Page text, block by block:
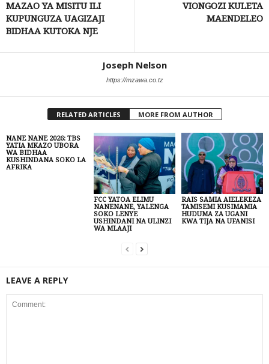
MAZAO YA MISITU ILI
KUPUNGUZA UAGIZAJI
BIDHAA KUTOKA NJE
VIONGOZI KULETA
MAENDELEO
Joseph Nelson
https://mzawa.co.tz
RELATED ARTICLES MORE FROM AUTHOR
NANE NANE 2026: TBS
YATIA MKAZO UBORA
WA BIDHAA
KUSHINDANA SOKO LA
AFRIKA
FCC YATOA ELIMU
NANENANE, YALENGA
SOKO LENYE
USHINDANI NA ULINZI
WA MLAAJI
RAIS SAMIA AIELEKEZA
TAMISEMI KUSIMAMIA
HUDUMA ZA UGANI
KWA TIJA NA UFANISI
LEAVE A REPLY